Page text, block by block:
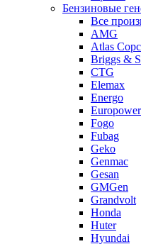
Бензиновые
Все
AMG
Atlas
Briggs &
CTG
Elemax
Energo
Europower
Fogo
Fubag
Geko
Genmac
Gesan
GMGen
Grandvolt
Honda
Huter
Hyundai